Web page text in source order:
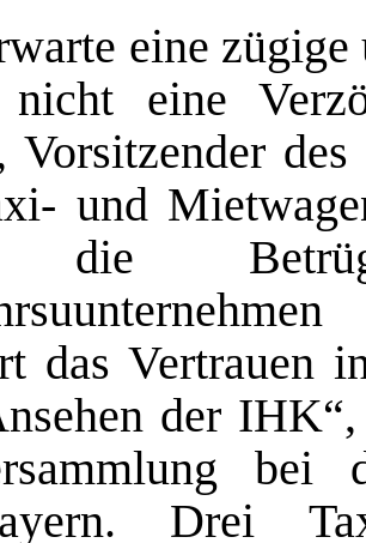
eine
eine
Vorsitzender des
und
die
das Vertrauen
der
Drei